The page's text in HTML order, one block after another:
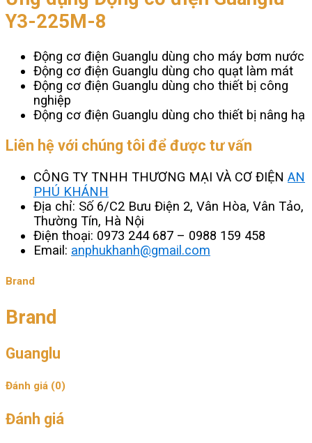
Y3-225M-8
Động cơ điện Guanglu dùng cho máy bơm nước
Động cơ điện Guanglu dùng cho quạt làm mát
Động cơ điện Guanglu dùng cho thiết bị công
nghiệp
Động cơ điện Guanglu dùng cho thiết bị nâng hạ
Liên hệ với chúng tôi để được tư vấn
CÔNG TY TNHH THƯƠNG MẠI VÀ CƠ ĐIỆN AN
PHÚ KHÁNH
Địa chỉ: Số 6/C2 Bưu Điện 2, Vân Hòa, Vân Tảo,
Thường Tín, Hà Nội
Điện thoại: 0973 244 687 – 0988 159 458
Email: anphukhanh@gmail.com
Brand
Brand
Guanglu
Đánh giá (0)
Đánh giá